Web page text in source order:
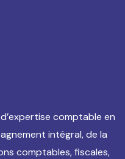
comptable en
intégral, de la
comptables, fiscales,